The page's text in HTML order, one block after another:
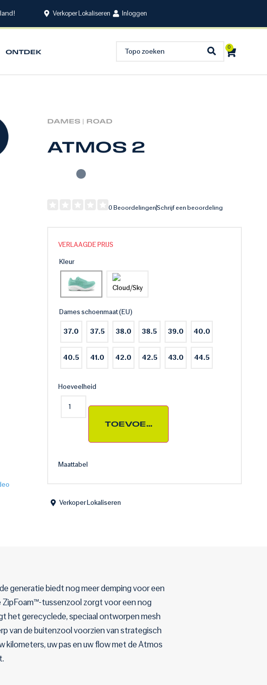
Verkoper Lokaliseren Inloggen
ONTDEK
0
DAMES | ROAD
ATMOS 2
0 BeoordelingenSchrijf een beoordeling
VERLAAGDE PRIJS
Kleur
Dames schoenmaat (EU)
37.0 37.5 38.0 38.5 39.0 40.0
40.5 41.0 42.0 42.5 43.0 44.5
Hoeveelheid
TOEVOEGEN AAN
Maattabel
Verkoper Lokaliseren
generatie biedt nog meer demping voor een
tussenzool zorgt voor een nog
het gerecyclede, speciaal ontworpen mesh
van de buitenzool voorzien van strategisch
kilometers, uw pas en uw flow met de Atmos